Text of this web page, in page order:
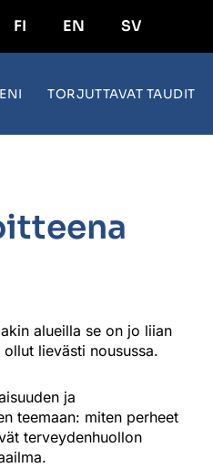
FI EN SV
TORJUTTAVAT TAUDIT
alueilla se on jo liian
lievästi nousussa.
ja
teemaan: miten perheet
terveydenhuollon